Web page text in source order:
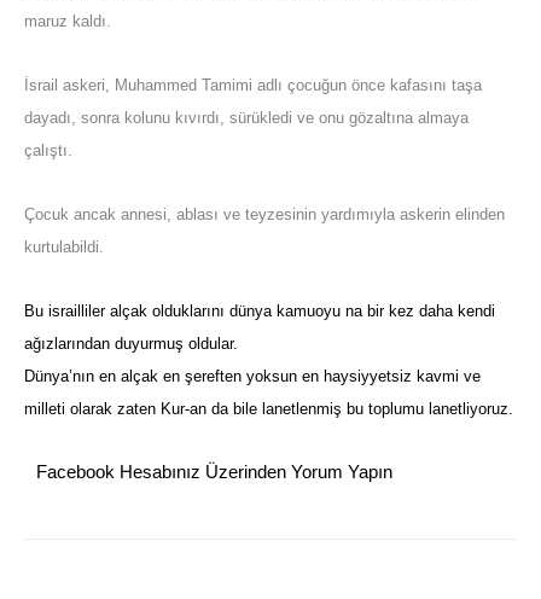
maruz kaldı.
İsrail askeri, Muhammed Tamimi adlı çocuğun önce kafasını taşa
dayadı, sonra kolunu kıvırdı, sürükledi ve onu gözaltına almaya
çalıştı.
Çocuk ancak annesi, ablası ve teyzesinin yardımıyla askerin elinden
kurtulabildi.
Bu israilliler alçak olduklarını dünya kamuoyu na bir kez daha kendi
ağızlarından duyurmuş oldular.
Dünya’nın en alçak en şereften yoksun en haysiyyetsiz kavmi ve
milleti olarak zaten Kur-an da bile lanetlenmiş bu toplumu lanetliyoruz.
Facebook Hesabınız Üzerinden Yorum Yapın